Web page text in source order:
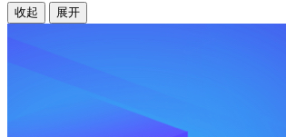
密
收起 展开